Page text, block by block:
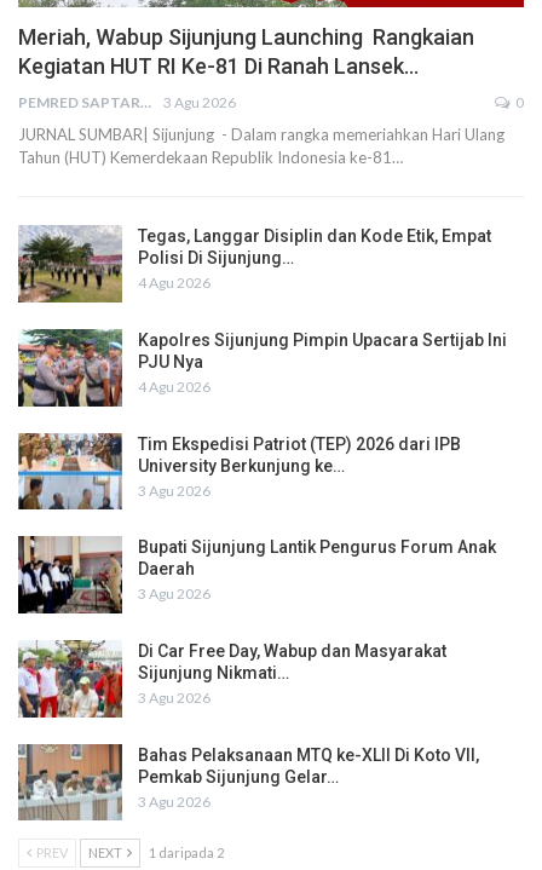
Meriah, Wabup Sijunjung Launching Rangkaian
Kegiatan HUT RI Ke-81 Di Ranah Lansek…
PEMRED SAPTARIUS 3 Agu 2026 0
JURNAL SUMBAR| Sijunjung - Dalam rangka memeriahkan Hari Ulang
Tahun (HUT) Kemerdekaan Republik Indonesia ke-81…
Tegas, Langgar Disiplin dan Kode Etik, Empat
Polisi Di Sijunjung…
4 Agu 2026
Kapolres Sijunjung Pimpin Upacara Sertijab Ini
PJU Nya
4 Agu 2026
Tim Ekspedisi Patriot (TEP) 2026 dari IPB
University Berkunjung ke…
3 Agu 2026
Bupati Sijunjung Lantik Pengurus Forum Anak
Daerah
3 Agu 2026
Di Car Free Day, Wabup dan Masyarakat
Sijunjung Nikmati…
3 Agu 2026
Bahas Pelaksanaan MTQ ke-XLII Di Koto VII,
Pemkab Sijunjung Gelar…
3 Agu 2026
PREV NEXT 1 daripada 2